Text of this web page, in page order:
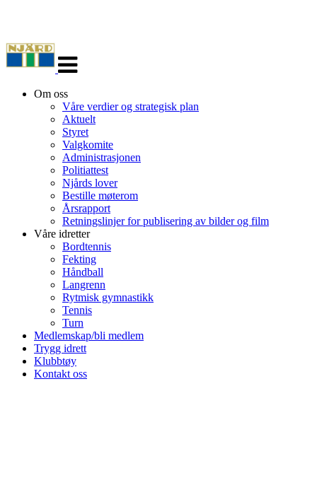
navigasjon
Om oss
Våre verdier og strategisk plan
Aktuelt
Styret
Valgkomite
Administrasjonen
Politiattest
Njårds lover
Bestille møterom
Årsrapport
Retningslinjer for publisering av bilder og film
Våre idretter
Bordtennis
Fekting
Håndball
Langrenn
Rytmisk gymnastikk
Tennis
Turn
Medlemskap/bli medlem
Trygg idrett
Klubbtøy
Kontakt oss